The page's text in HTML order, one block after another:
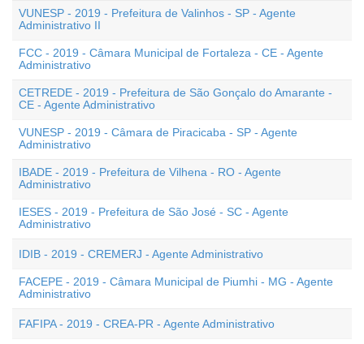
VUNESP - 2019 - Prefeitura de Valinhos - SP - Agente
Administrativo II
FCC - 2019 - Câmara Municipal de Fortaleza - CE - Agente
Administrativo
CETREDE - 2019 - Prefeitura de São Gonçalo do Amarante -
CE - Agente Administrativo
VUNESP - 2019 - Câmara de Piracicaba - SP - Agente
Administrativo
IBADE - 2019 - Prefeitura de Vilhena - RO - Agente
Administrativo
IESES - 2019 - Prefeitura de São José - SC - Agente
Administrativo
IDIB - 2019 - CREMERJ - Agente Administrativo
FACEPE - 2019 - Câmara Municipal de Piumhi - MG - Agente
Administrativo
FAFIPA - 2019 - CREA-PR - Agente Administrativo